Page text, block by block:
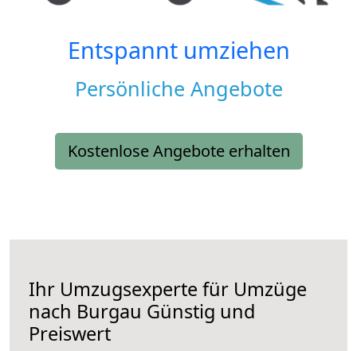
Entspannt umziehen
Persönliche Angebote
Kostenlose Angebote erhalten
Ihr Umzugsexperte für Umzüge
nach Burgau Günstig und
Preiswert